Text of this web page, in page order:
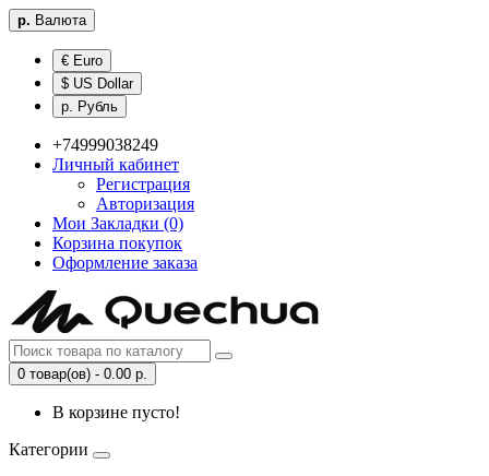
р. Валюта
€ Euro
$ US Dollar
р. Рубль
+74999038249
Личный кабинет
Регистрация
Авторизация
Мои Закладки (0)
Корзина покупок
Оформление заказа
0 товар(ов) - 0.00 р.
В корзине пусто!
Категории